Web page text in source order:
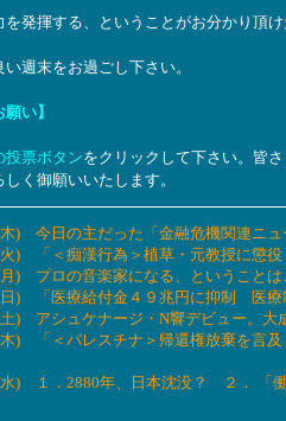
を発揮する、ということがお分かり頂
週末をお過ごし下さい。
い】
投票ボタンをクリックして下さい。皆
く御願いいたします。
) 今日の主だった「金融危機関連ニュ
火) 「＜痴漢行為＞植草・元教授に懲
) プロの音楽家になる、ということ
日) 「医療給付金４９兆円に抑制 医
) アシュケナージ・N響デビュー。大
木) 「＜パレスチナ＞帰還権放棄を言
水) １．2880年、日本沈没？ ２． 「